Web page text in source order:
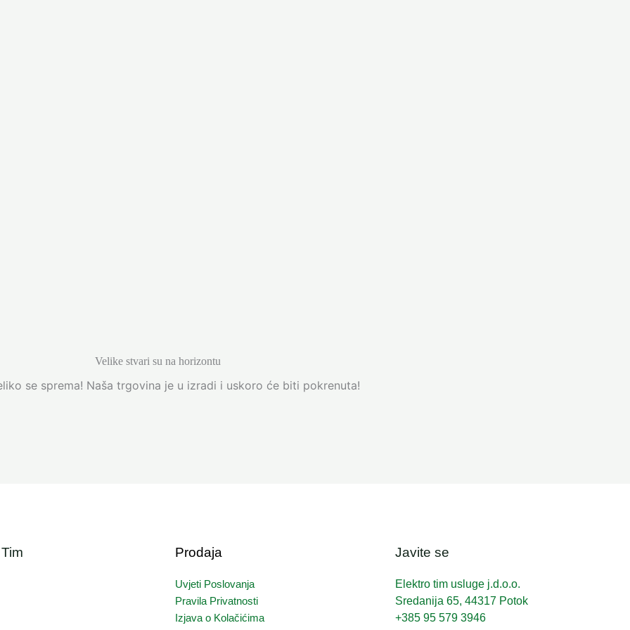
Velike stvari su na horizontu
se sprema! Naša trgovina je u izradi i uskoro će biti pokrenuta!
Prodaja
Uvjeti Poslovanja
Pravila Privatnosti
Izjava o Kolačićima
Javite se
Elektro tim usluge j.d.o.o.
Sredanija 65, 44317 Potok
+385 95 579 3946